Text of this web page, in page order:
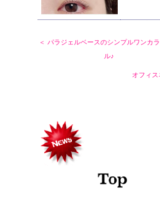
＜ パラジェルベースのシンプルワンカ
ル♪
オフィス